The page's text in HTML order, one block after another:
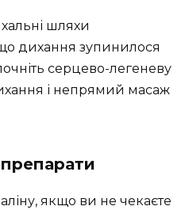
шляхи
дихання зупинилося
серцево-легеневу
і непрямий масаж
препарати
якщо ви не чекаєте